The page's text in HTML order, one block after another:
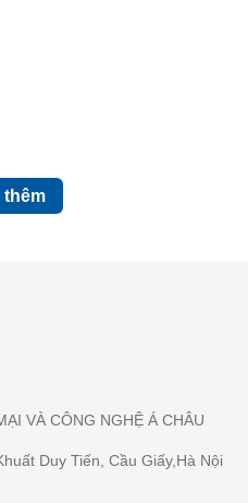
thêm
VÀ CÔNG NGHỆ Á CHÂU
Duy Tiến, Cầu Giấy,Hà Nội